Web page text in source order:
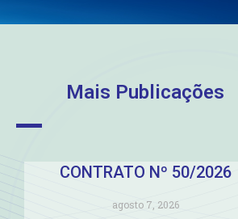
Mais Publicações
CONTRATO Nº 50/2026
agosto 7, 2026